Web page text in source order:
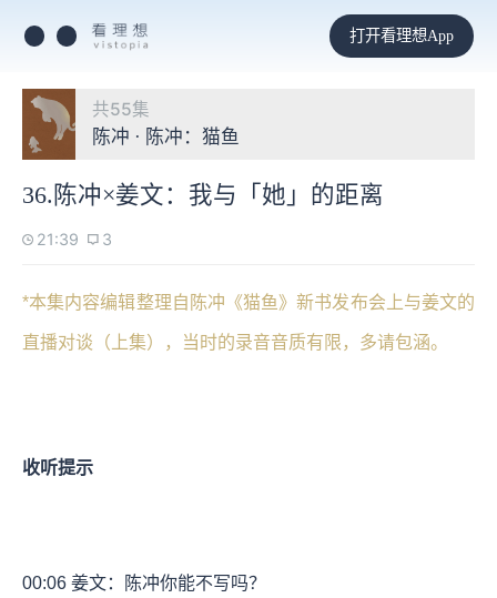
打开看理想App
共55集
陈冲 · 陈冲：猫鱼
36.陈冲×姜文：我与「她」的距离
21:39 3
*本集内容编辑整理自陈冲《猫鱼》新书发布会上与姜文的
直播对谈（上集），当时的录音音质有限，多请包涵。
收听提示
00:06 姜文：陈冲你能不写吗？